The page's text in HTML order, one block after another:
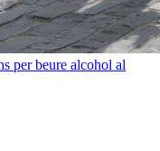
per beure alcohol al